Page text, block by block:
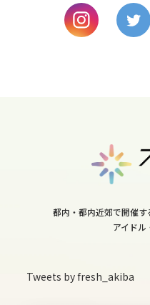
thu
sun
mon
都内・都内近郊で開催
アイドル
Tweets by fresh_akiba